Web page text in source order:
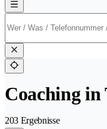
Coaching
203 Ergebnisse